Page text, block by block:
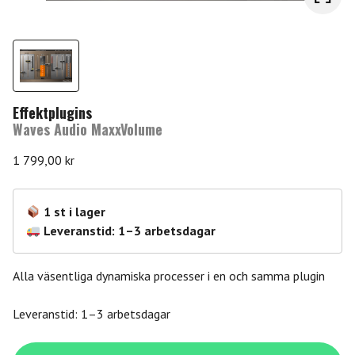
Effektplugins
Waves Audio MaxxVolume
1 799,00 kr
1 st i lager
Leveranstid: 1–3 arbetsdagar
Alla väsentliga dynamiska processer i en och samma plugin
Leveranstid: 1–3 arbetsdagar
Waves